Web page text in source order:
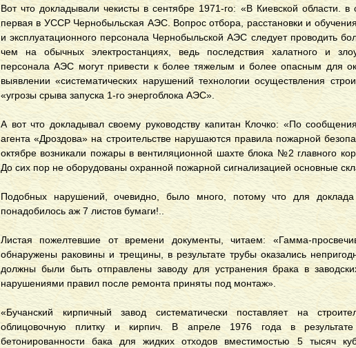
Вот что докладывали чекисты в сентябре 1971-го: «В Киевской области. в
первая в УССР Чернобыльская АЭС. Вопрос отбора, расстановки и
и эксплуатационного персонала Чернобыльской АЭС следует проводить
чем на обычных электростанциях, ведь последствия халатного и
персонала АЭС могут привести к более тяжелым и более опасным для
выявлении «систематических нарушений технологии осуществления
«угрозы срыва запуска 1-го энергоблока АЭС».
А вот что докладывал своему руководству капитан Клочко: «По
агента «Дроздова» на строительстве нарушаются правила пожарной
октябре возникали пожары в вентиляционной шахте блока №2 главного
До сих пор не оборудованы охранной пожарной сигнализацией основные
Подобных нарушений, очевидно, было много, потому что для доклада
понадобилось аж 7 листов бумаги!..
Листая пожелтевшие от времени документы, читаем: «Гамма-
обнаружены раковины и трещины, в результате трубы оказались
должны были быть отправлены заводу для устранения брака в
нарушениями правил после ремонта приняты под монтаж».
«Бучанский кирпичный завод систематически поставляет на
облицовочную плитку и кирпич. В апреле 1976 года в результате
бетонированности бака для жидких отходов вместимостью 5 тысяч